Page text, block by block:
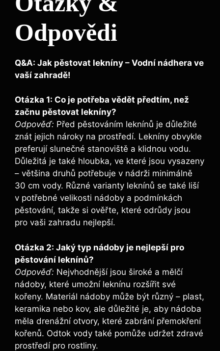
Odpovědi
Q&A: Jak pěstovat lekníny – Vodní nádhera ve
vaší zahradě!
Otázka 1: Co je potřeba vědět předtím, než
začnu pěstovat lekníny?
Odpověď: Před pěstováním leknínů je důležité
znát jejich nároky na prostředí. Lekníny obvykle
preferují slunečné stanoviště a klidnou vodu.
Důležitá je také hloubka, ve které jsou vysazeny
– většina druhů potřebuje v nádrži minimálně
30 cm vody. Různé varianty leknínů se také liší
v potřebné velikosti nádoby a podmínkách
pěstování, takže si ověřte, které odrůdy jsou
pro vaši zahradu nejlepší.
Otázka 2: Jaký typ nádoby je nejlepší pro
pěstování leknínů?
Odpověď: Nejvhodnější jsou široké a mělčí
nádoby, které umožní leknínu rozšířit své
kořeny. Materiál nádoby může být různý – plast,
keramika nebo kov, ale důležité je, aby nádoba
měla drenážní otvory, které zabrání přemokření
kořenů. Odtok vody také pomůže udržet zdravé
prostředí pro rostliny.